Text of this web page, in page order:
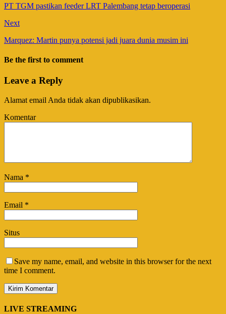
PT TGM pastikan feeder LRT Palembang tetap beroperasi
Next
Marquez: Martin punya potensi jadi juara dunia musim ini
Be the first to comment
Leave a Reply
Alamat email Anda tidak akan dipublikasikan.
Komentar
Nama *
Email *
Situs
Save my name, email, and website in this browser for the next
time I comment.
LIVE STREAMING